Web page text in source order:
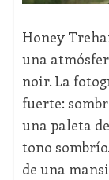
Honey
una
noir. La
fuerte:
una paleta
tono
de una